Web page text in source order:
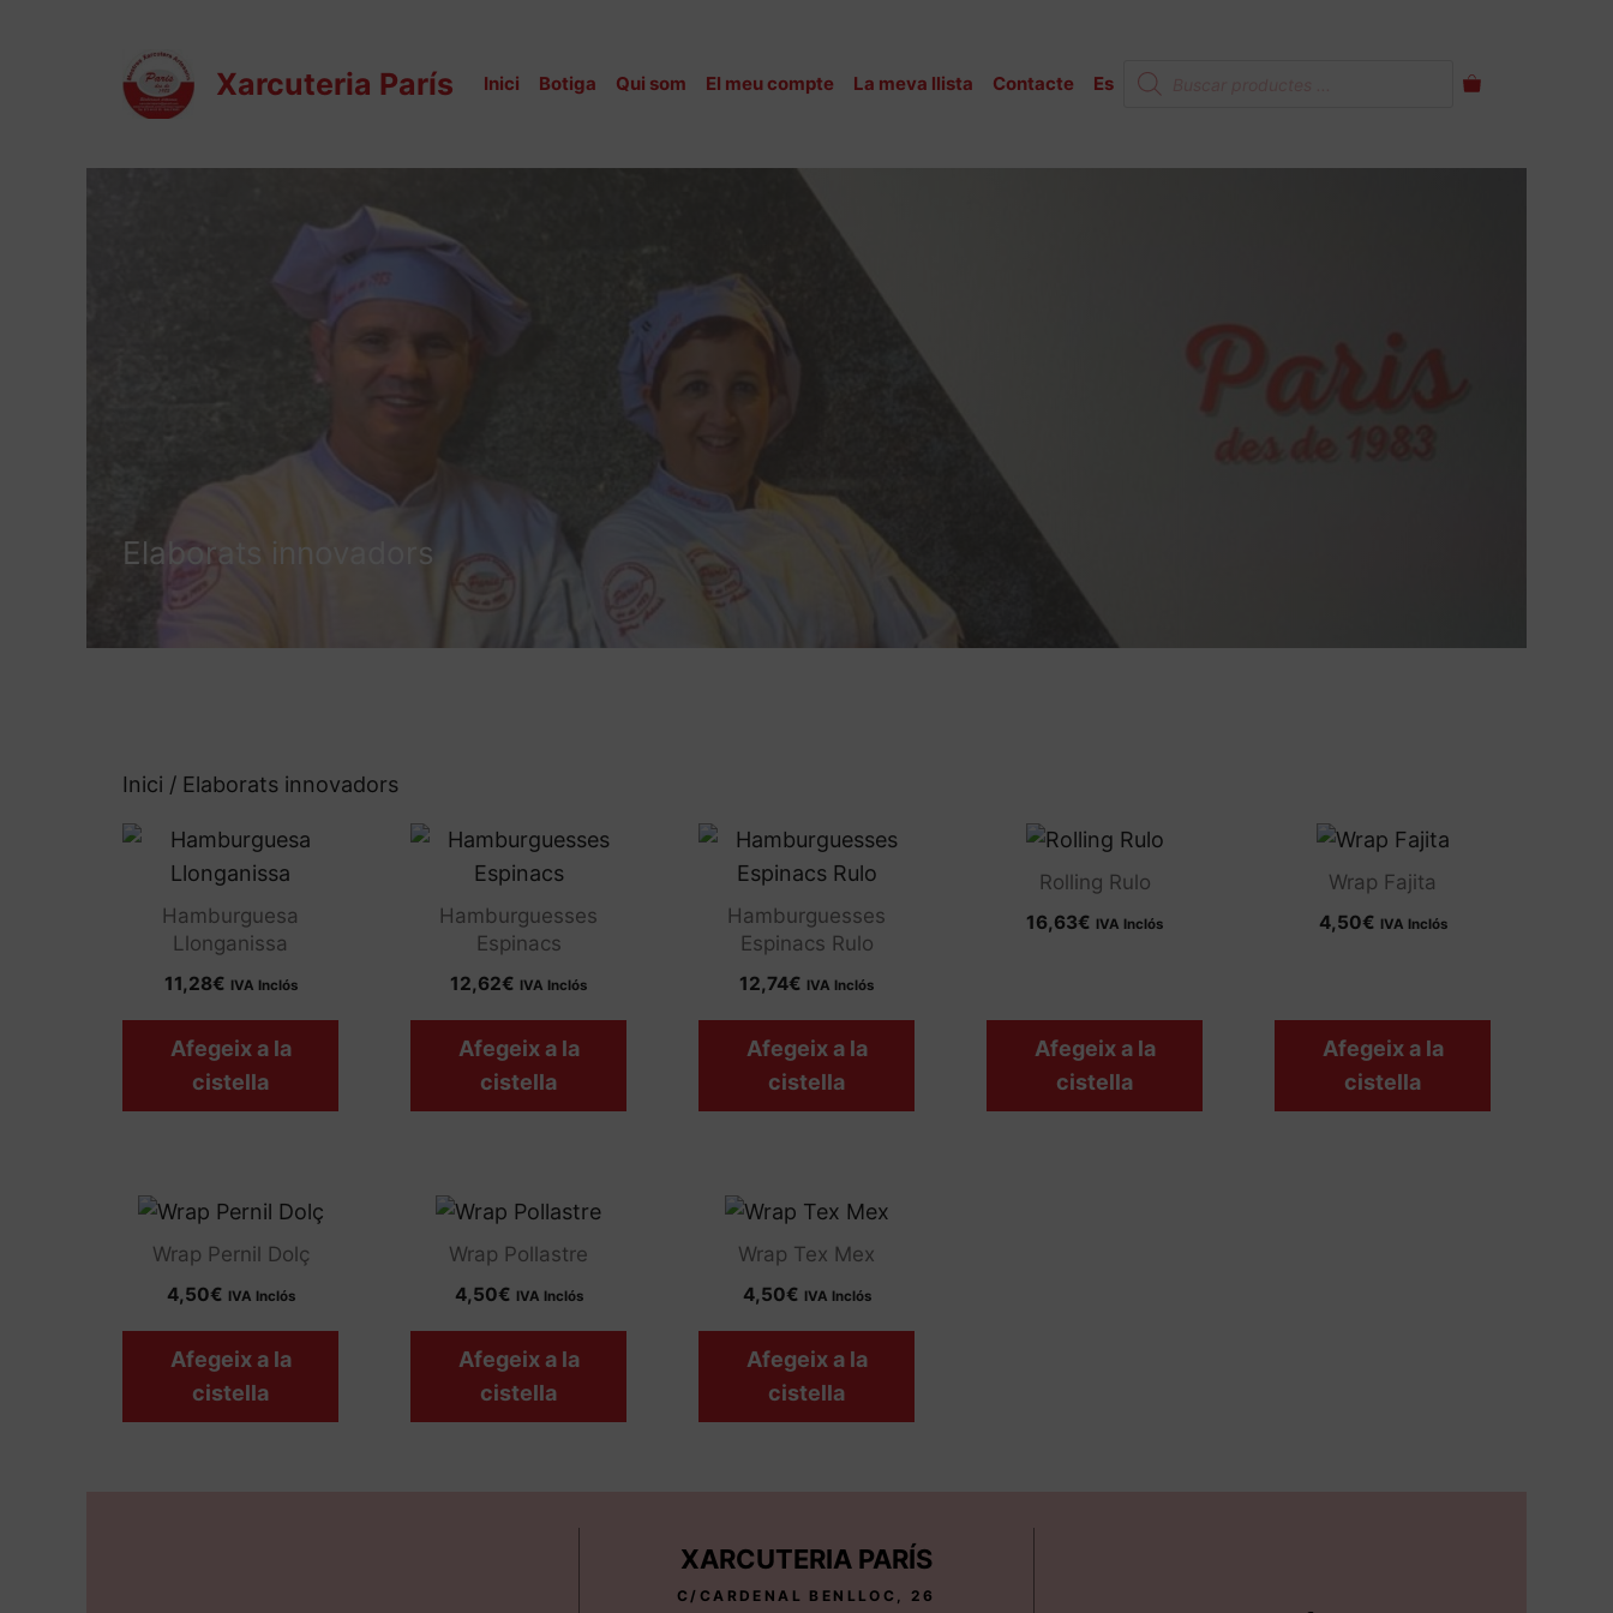
Xarcuteria París Inici Botiga Qui som El meu compte La meva llista Contacte Es
Products
search
Elaborats innovadors
Inici / Elaborats innovadors
Hamburguesa
Llonganissa
11,28€ IVA Inclós
Afegeix a la
cistella
Hamburguesses
Espinacs
12,62€ IVA Inclós
Afegeix a la
cistella
Hamburguesses
Espinacs Rulo
12,74€ IVA Inclós
Afegeix a la
cistella
Rolling Rulo
16,63€ IVA Inclós
Afegeix a la
cistella
Wrap Fajita
4,50€ IVA Inclós
Afegeix a la
cistella
Wrap Pernil Dolç
4,50€ IVA Inclós
Afegeix a la
cistella
Wrap Pollastre
4,50€ IVA Inclós
Afegeix a la
cistella
Wrap Tex Mex
4,50€ IVA Inclós
Afegeix a la
cistella
XARCUTERIA PARÍS
C/CARDENAL BENLLOC, 26